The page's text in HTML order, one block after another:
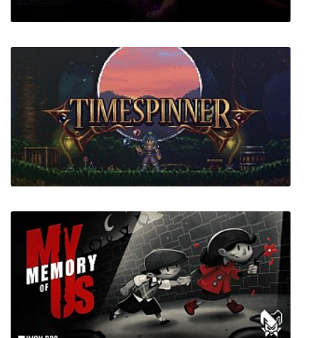
StarCraft 2 Wings of Liberty + Heart of the
Swarm
Timespinner